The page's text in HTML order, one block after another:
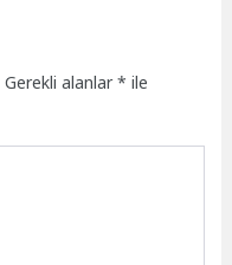
Gerekli alanlar* ile